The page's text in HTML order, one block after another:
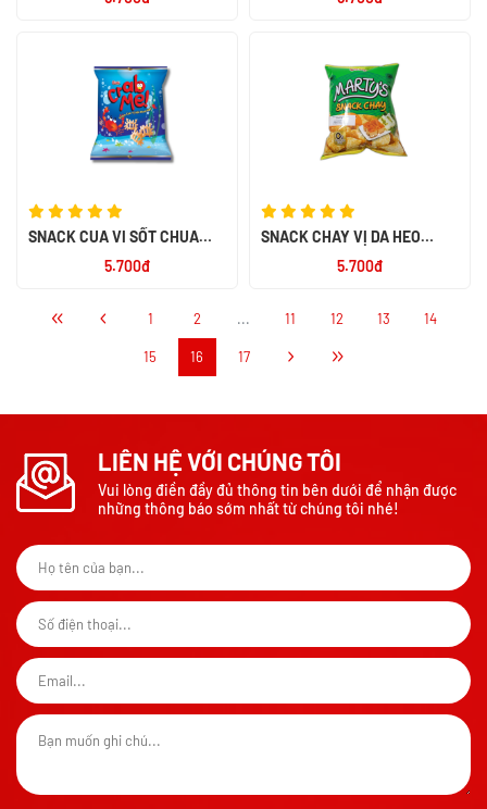
SNACK CUA VI SỐT CHUA
5.700đ
SNACK CHAY VỊ DA HEO
5.700đ
1 2 ... 11 12 13 14
15 16 17
LIÊN HỆ VỚI CHÚNG TÔI
Vui lòng điền đầy đủ thông tin bên dưới để nhận được
những thông báo sớm nhất từ chúng tôi nhé!